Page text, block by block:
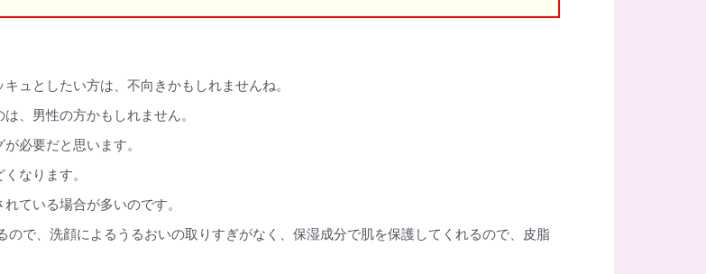
ュとしたい方は、不向きかもしれませんね。
、男性の方かもしれません。
必要だと思います。
なります。
ている場合が多いのです。
で、洗顔によるうるおいの取りすぎがなく、保湿成分で肌を保護してくれるので、皮脂